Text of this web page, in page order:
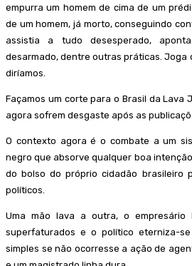
empurra um homem de cima de um
de um homem, já morto, conseguindo
assistia a tudo desesperado,
desarmado, dentre outras práticas. Joga
diríamos.
Façamos um corte para o Brasil da Lava
agora sofrem desgaste após as
O contexto agora é o combate a um
negro que absorve qualquer boa
do bolso do próprio cidadão brasileiro
políticos.
Uma mão lava a outra, o empresário
superfaturados e o político eterniza-
simples se não ocorresse a ação de